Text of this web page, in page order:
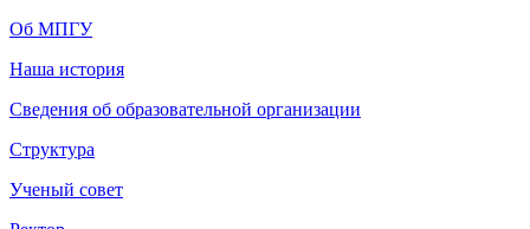
Об МПГУ
Наша история
Сведения об образовательной организации
Структура
Ученый совет